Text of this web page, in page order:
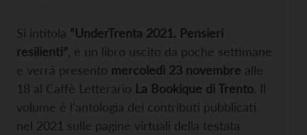
Si intitola “UnderTrenta 2021. Pensieri
resilienti” , è un libro uscito da poche settimane
e verrà presento mercoledì 23 novembre alle
18 al Caffè Letterario La Bookique di Trento. Il
volume è l’antologia dei contributi pubblicati
nel 2021 sulle pagine virtuali della testata